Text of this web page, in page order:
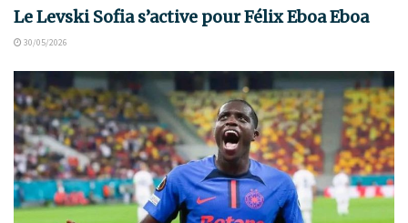
Le Levski Sofia s’active pour Félix Eboa Eboa
30/05/2026